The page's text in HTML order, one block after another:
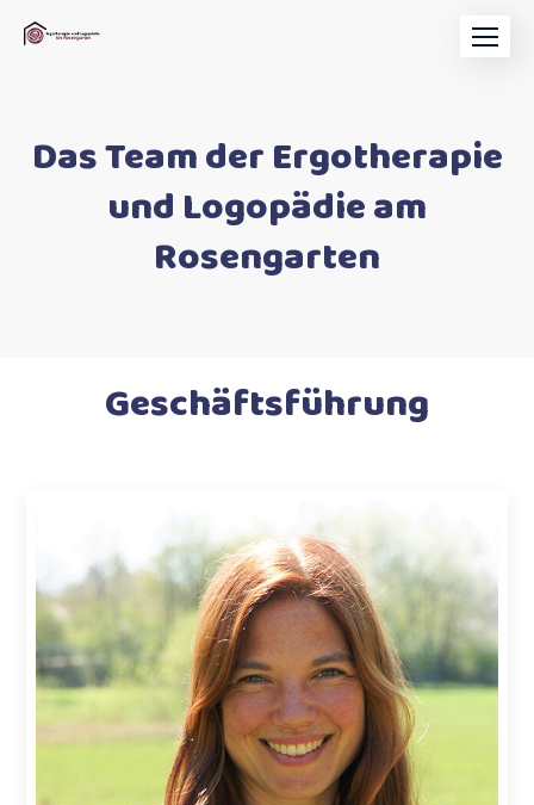
Das Team der Ergotherapie
und Logopädie am
Rosengarten
Geschäftsführung